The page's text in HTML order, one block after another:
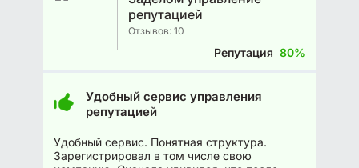
репутацией
Отзывов: 10
Репутация 80%
Удобный сервис управления
репутацией
Удобный сервис. Понятная структура.
Зарегистрировал в том числе свою